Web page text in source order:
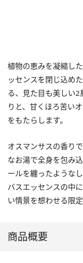
植物の恵みを凝縮し
ッセンスを閉じ込め
る、見た目も美しい
りと、甘くほろ苦い
をもたらします。
オスマンサスの香り
なお湯で全身を包み
ールを纏ったような
バスエッセンスの中
い情景を想わせる限
商品概要